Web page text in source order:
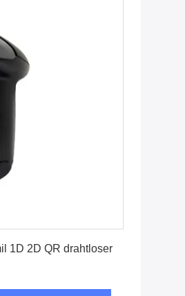
1D 2D QR drahtloser